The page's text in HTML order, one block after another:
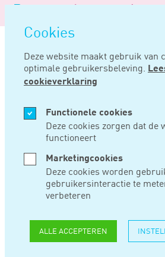
overslaan
Cookies
Deze website maakt gebruik van
optimale gebruikersbeleving.
cookieverklaring
Functionele cookies
Deze cookies zorgen dat de
functioneert
Marketingcookies
Deze cookies worden
gebruikersinteractie te
verbeteren
ALLE ACCEPTEREN
Logo
Noord
Negentig
Home Nieuws Rechtbank licht
SEP 12, 2019
RECHTBANK
ASPECTEN
Brabant enkele aspecten van de
toe. Zo blijkt onder meer dat een